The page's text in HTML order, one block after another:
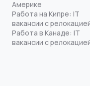
Америке
Работа на Кипре: IT
вакансии с
Работа в Канаде: IT
вакансии с